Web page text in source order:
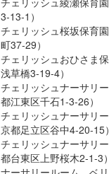
3-13-1）
チェリッシュ桜坂保育
町37-29）
チェリッシュおひさま
浅草橋3-19-4）
チェリッシュナーサリ
都江東区千石1-3-26）
チェリッシュナーサリ
京都足立区谷中4-20-15）
チェリッシュナーサリ
都台東区上野桜木2-1-3）